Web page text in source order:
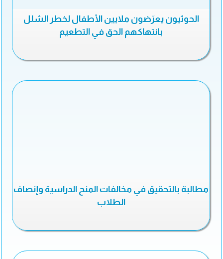
الحوثيون يعرّضون ملايين الأطفال لخطر الشلل
بانتهاكهم الحق في التطعيم
مطالبة بالتحقيق في مخالفات المنح الدراسية وإنصاف
الطلاب